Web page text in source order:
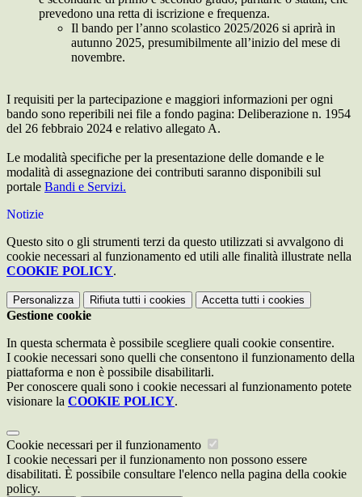
prevedono una retta di iscrizione e frequenza.
Il bando per l’anno scolastico 2025/2026 si aprirà in
autunno 2025, presumibilmente all’inizio del mese di
novembre.
I requisiti per la partecipazione e maggiori informazioni per ogni
bando sono reperibili nei file a fondo pagina: Deliberazione n. 1954
del 26 febbraio 2024 e relativo allegato A.
Le modalità specifiche per la presentazione delle domande e le
modalità di assegnazione dei contributi saranno disponibili sul
portale Bandi e Servizi.
Notizie
Questo sito o gli strumenti terzi da questo utilizzati si avvalgono di
cookie necessari al funzionamento ed utili alle finalità illustrate nella
COOKIE POLICY.
Personalizza Rifiuta tutti i cookies Accetta tutti i cookies
Gestione cookie
In questa schermata è possibile scegliere quali cookie consentire.
I cookie necessari sono quelli che consentono il funzionamento della
piattaforma e non è possibile disabilitarli.
Per conoscere quali sono i cookie necessari al funzionamento potete
visionare la COOKIE POLICY.
Cookie necessari per il funzionamento
I cookie necessari per il funzionamento non possono essere
disabilitati. È possibile consultare l'elenco nella pagina della cookie
policy.